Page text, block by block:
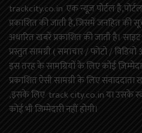
trackcity.co.in एक न्यूज़ पोर्टल
प्रकाशित की जाती है,जिसमें जनहित
अधारित खबरें प्रकाशित की जाती है।
प्रस्तुत सामग्री ( समाचार / फोटो /
इस तरह के सामग्रियों के लिए कोई
प्रकाशित ऐसी सामग्री के लिए संवाददाता
,इसके लिए track city.co.in या उसके
कोई भी जिम्मेदारी नहीं होगी।